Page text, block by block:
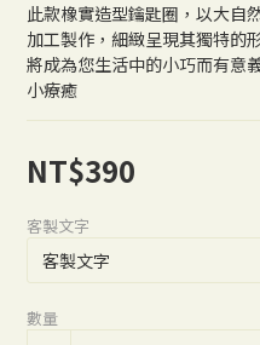
此款橡實造型鑰匙圈，以大自
加工製作，細緻呈現其獨特的
將成為您生活中的小巧而有意
小療癒
NT$390
客製文字
數量